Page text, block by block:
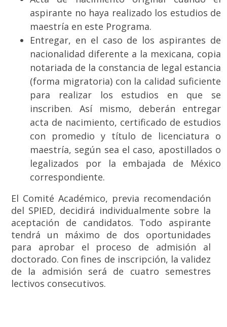
aspirante no haya realizado los estudios de
maestría en este Programa.
Entregar, en el caso de los aspirantes de
nacionalidad diferente a la mexicana, copia
notariada de la constancia de legal estancia
(forma migratoria) con la calidad suficiente
para realizar los estudios en que se
inscriben. Así mismo, deberán entregar
acta de nacimiento, certificado de estudios
con promedio y título de licenciatura o
maestría, según sea el caso, apostillados o
legalizados por la embajada de México
correspondiente.
El Comité Académico, previa recomendación
del SPIED, decidirá individualmente sobre la
aceptación de candidatos. Todo aspirante
tendrá un máximo de dos oportunidades
para aprobar el proceso de admisión al
doctorado. Con fines de inscripción, la validez
de la admisión será de cuatro semestres
lectivos consecutivos.